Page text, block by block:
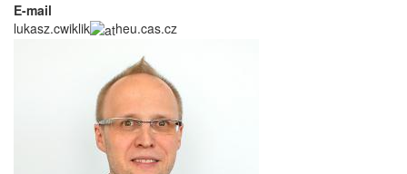
E-mail
lukasz.cwiklik
heu.cas.cz